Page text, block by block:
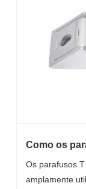
Como os
Os parafusos
amplamente